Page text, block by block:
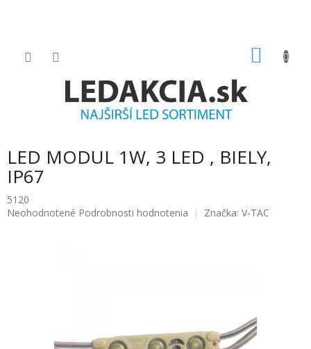
LED MODUL 1W, 3 LED , BIELY,
IP67
5120
Priemerné
Neohodnotené Podrobnosti hodnotenia Značka: V-TAC